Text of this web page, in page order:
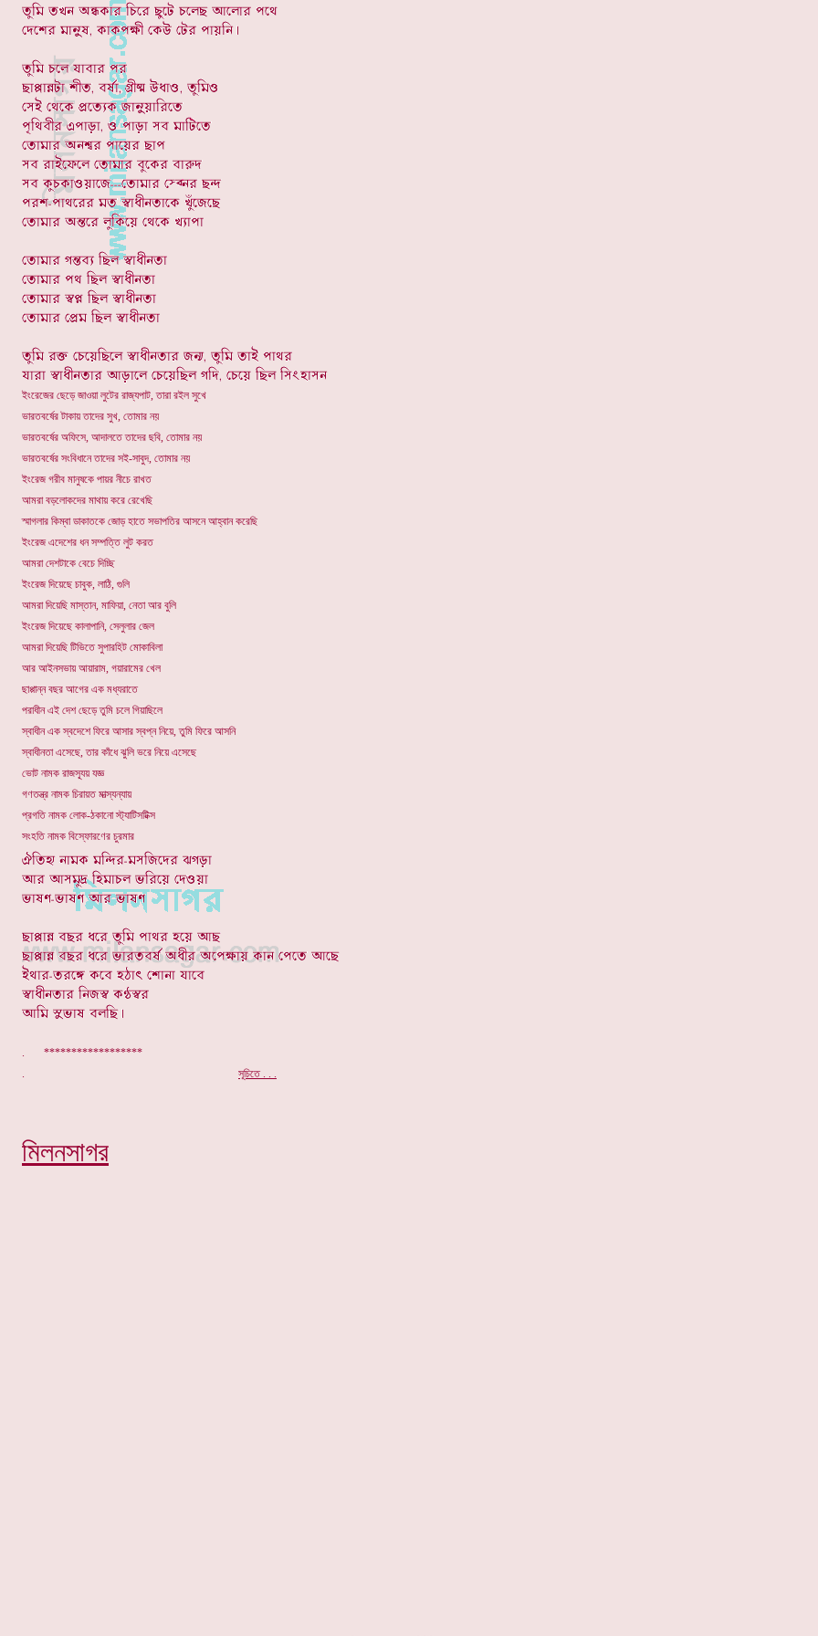
. ******************
. সূচিতে . . .
মিলনসাগর
ইংরেজের ছেড়ে জাওয়া লুটের রাজ্যপাট, তারা রইল সুখে
ভারতবর্ষের টাকায় তাদের সুখ, তোমার নয়
ভারতবর্ষের অফিসে, আদালতে তাদের ছবি, তোমার নয়
ভারতবর্ষের সংবিধানে তাদের সই-সাবুদ, তোমার নয়
ইংরেজ গরীব মানুষকে পায়র নীচে রাখত
আমরা বড়লোকদের মাথায় করে রেখেছি
স্মাগলার কিম্বা ডাকাতকে জোড় হাতে সভাপতির আসনে আহ্বান করেছি
ইংরেজ এদেশের ধন সম্পত্তি লুট করত
আমরা দেশটাকে বেচে দিচ্ছি
ইংরেজ দিয়েছে চাবুক, লাঠি, গুলি
আমরা দিয়েছি মাস্তান, মাফিয়া, নেতা আর বুলি
ইংরেজ দিয়েছে কালাপানি, সেলুলার জেল
আমরা দিয়েছি টিভিতে সুপারহিট মোকাবিলা
আর আইনসভায় আয়ারাম, গয়ারামের খেল
ছাপ্পান্ন বছর আগের এক মধ্যরাতে
পরাধীন এই দেশ ছেড়ে তুমি চলে গিয়াছিলে
স্বাধীন এক স্বদেশে ফিরে আসার স্বপ্ন নিয়ে, তুমি ফিরে আসনি
স্বাধীনতা এসেছে, তার কাঁধে ঝুলি ভরে নিয়ে এসেছে
ভোট নামক রাজস্যূয় যজ্ঞ
গণতন্ত্র নামক চিরায়ত মাত্স্যন্যায়
প্রগতি নামক লোক-ঠকানো স্ট্যাটিসটিক্স
সংহতি নামক বিস্ফোরণের চুরমার